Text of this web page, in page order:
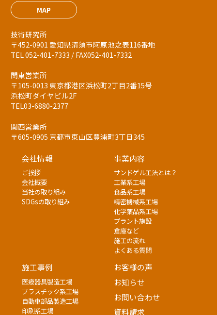
MAP
技術研究所
〒452-0901 愛知県清須市阿原池之表116番地
TEL 052-401-7333 / FAX052-401-7332
関東営業所
〒105-0013 東京都港区浜松町2丁目2番15号
浜松町ダイヤビル2F
TEL03-6880-2377
関西営業所
〒605-0905 京都市東山区豊浦町3丁目345
会社情報
ご挨拶
会社概要
当社の取り組み
SDGsの取り組み
事業内容
サンドゲル工法とは？
工業系工場
食品系工場
精密機械系工場
化学薬品系工場
プラント施設
倉庫など
施工の流れ
よくある質問
施工事例
医療器具製造工場
プラスチック系工場
自動車部品製造工場
印刷系工場
お客様の声
お知らせ
お問い合わせ
資料請求